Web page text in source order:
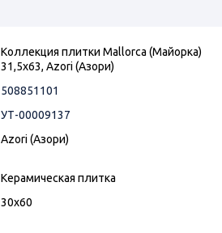
Коллекция плитки Mallorca (Майорка)
31,5х63, Azori (Азори)
508851101
УТ-00009137
Azori (Азори)
Керамическая плитка
30x60